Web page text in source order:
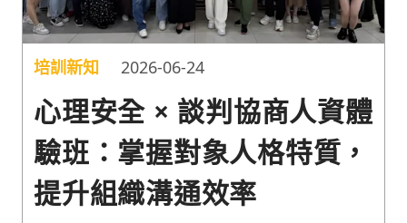
培訓新知 2026-06-24
心理安全 × 談判協商人資體
驗班：掌握對象人格特質，
提升組織溝通效率